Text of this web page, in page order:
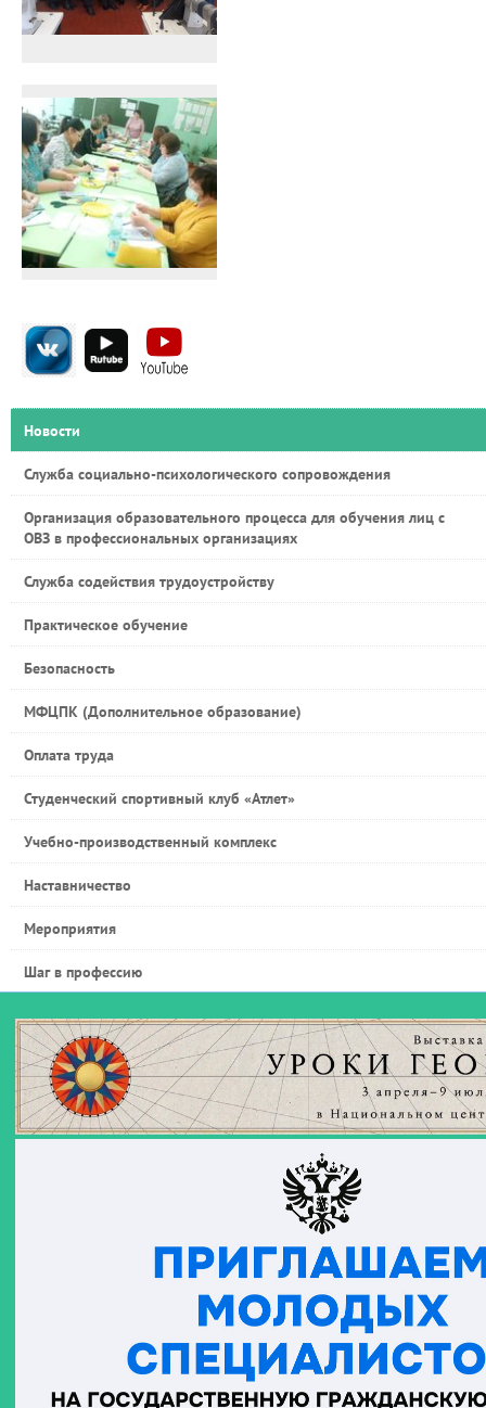
Новости
Служба социально-психологического сопровождения
Организация образовательного процесса для обучения лиц с
ОВЗ в профессиональных организациях
Служба содействия трудоустройству
Практическое обучение
Безопасность
МФЦПК (Дополнительное образование)
Оплата труда
Студенческий спортивный клуб «Атлет»
Учебно-производственный комплекс
Наставничество
Мероприятия
Шаг в профессию